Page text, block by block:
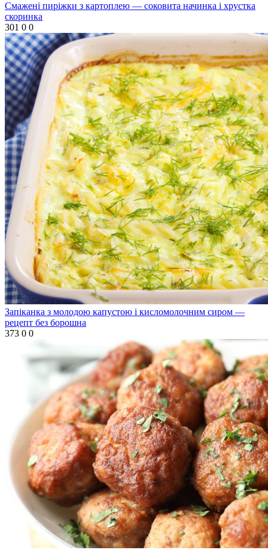
Смажені пиріжки з картоплею — соковита начинка і хрустка
скоринка
301 0 0
Запіканка з молодою капустою і кисломолочним сиром —
рецепт без борошна
373 0 0